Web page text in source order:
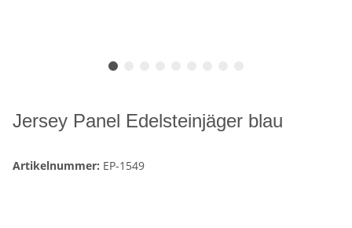
Jersey Panel Edelsteinjäger blau
Artikelnummer: EP-1549